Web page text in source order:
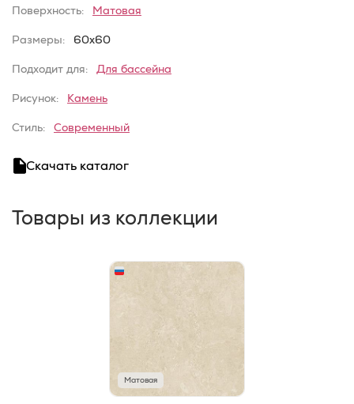
Поверхность: Матовая
Размеры: 60x60
Подходит для: Для бассейна
Рисунок: Камень
Стиль: Современный
Скачать каталог
Товары из коллекции
Матовая